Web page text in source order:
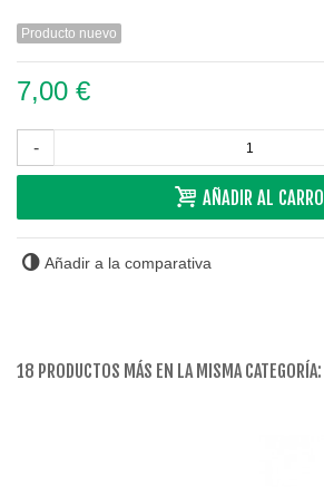
Producto nuevo
7,00 €
-
AÑADIR AL CARRO
Añadir a la comparativa
18 PRODUCTOS MÁS EN LA MISMA CATEGORÍA: